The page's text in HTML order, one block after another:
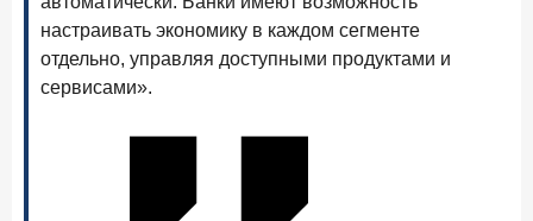
По итогам марта 2026 года объем выдач кредитов
составил 925,7 млрд руб.
распределяют подписки
Ипотека. Итоги работы крупнейших ипотечных банков
настраивать экономику в каждом сегменте
отдельно, управляя доступными продуктами и
сервисами».